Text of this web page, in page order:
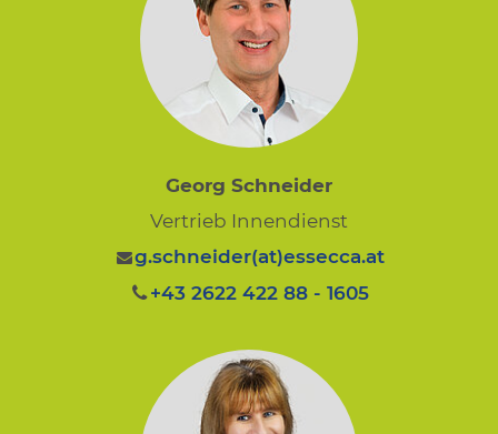
Georg Schneider
Vertrieb Innendienst
g.schneider(at)essecca.at
+43 2622 422 88 - 1605